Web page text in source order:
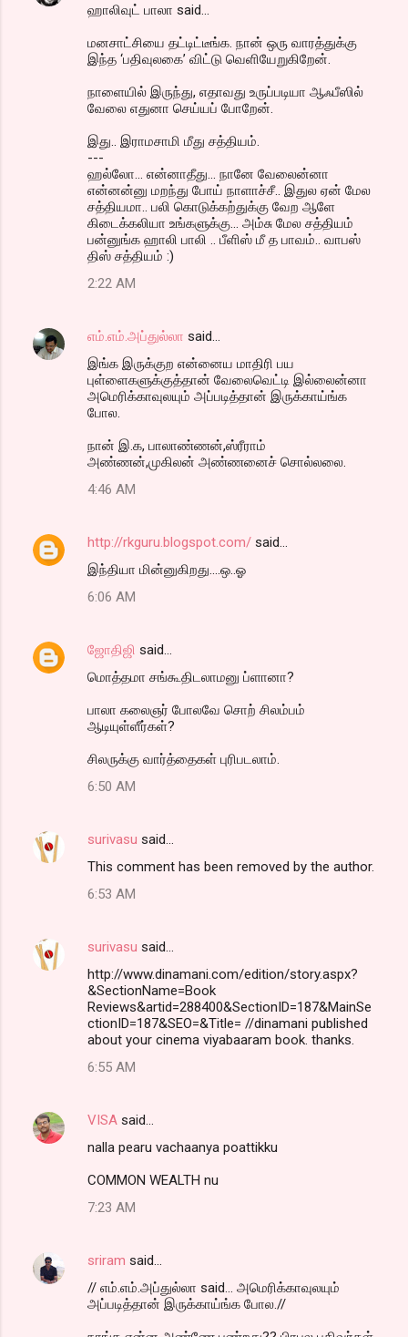
ஹாலிவுட் பாலா said...
மனசாட்சியை தட்டிட்டீங்க. நான் ஒரு வாரத்துக்கு
இந்த ‘பதிவுலகை’ விட்டு வெளியேறுகிறேன்.
நாளையில் இருந்து, எதாவது உருப்படியா ஆஃபீஸில்
வேலை எதுனா செய்யப் போறேன்.
இது.. இராமசாமி மீது சத்தியம்.
---
ஹல்லோ... என்னாதீது... நானே வேலைன்னா
என்னன்னு மறந்து போய் நாளாச்சீ.. இதுல ஏன் மேல
சத்தியமா.. பலி கொடுக்கற்துக்கு வேற ஆளே
கிடைக்கலியா உங்களுக்கு... அம்சு மேல சத்தியம்
பன்னுங்க ஹாலி பாலி .. பீளிஸ் மீ த பாவம்.. வாபஸ்
திஸ் சத்தியம் :)
2:22 AM
எம்.எம்.அப்துல்லா said…
இங்க இருக்குற என்னைய மாதிரி பய
புள்ளைகளுக்குத்தான் வேலைவெட்டி இல்லைன்னா
அமெரிக்காவுலயும் அப்படித்தான் இருக்காய்ங்க
போல.
நான் இ.க, பாலாண்ணன்,ஸ்ரீராம்
அண்ணன்,முகிலன் அண்ணனைச் சொல்லலை.
4:46 AM
http://rkguru.blogspot.com/ said…
இந்தியா மின்னுகிறது....ஒ..ஓ
6:06 AM
ஜோதிஜி said…
மொத்தமா சங்கூதிடலாமனு ப்ளானா?
பாலா கலைஞர் போலவே சொற் சிலம்பம்
ஆடியுள்ளீர்கள்?
சிலருக்கு வார்த்தைகள் புரிபடலாம்.
6:50 AM
surivasu said…
This comment has been removed by the author.
6:53 AM
surivasu said…
http://www.dinamani.com/edition/story.aspx?
&SectionName=Book
Reviews&artid=288400&SectionID=187&MainSe
ctionID=187&SEO=&Title= //dinamani published
about your cinema viyabaaram book. thanks.
6:55 AM
VISA said…
nalla pearu vachaanya poattikku
COMMON WEALTH nu
7:23 AM
sriram said…
// எம்.எம்.அப்துல்லா said... அமெரிக்காவுலயும்
அப்படித்தான் இருக்காய்ங்க போல.//